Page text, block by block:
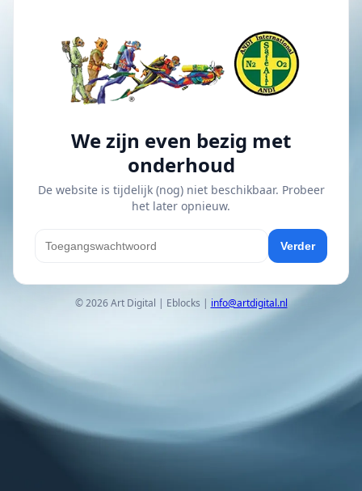
We zijn even bezig met
onderhoud
De website is tijdelijk (nog) niet beschikbaar. Probeer
het later opnieuw.
Verder
© 2026 Art Digital | Eblocks | info@artdigital.nl